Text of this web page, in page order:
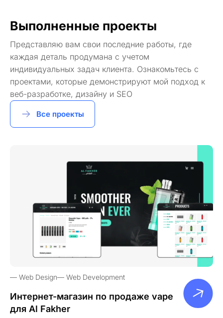
Выполненные проекты
Представляю вам свои последние работы, где
каждая деталь продумана с учетом
индивидуальных задач клиента. Ознакомьтесь с
проектами, которые демонстрируют мой подход к
веб-разработке, дизайну и SEO
Все проекты
Web Design Web Development
Интернет-магазин по продаже vape
для Al Fakher